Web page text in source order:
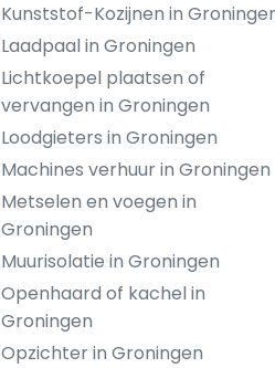
Kunststof-Kozijnen in
Laadpaal in Groningen
Lichtkoepel plaatsen of
vervangen in Groningen
Loodgieters in Groningen
Machines verhuur in Groningen
Metselen en voegen in
Groningen
Muurisolatie in Groningen
Openhaard of kachel in
Groningen
Opzichter in Groningen